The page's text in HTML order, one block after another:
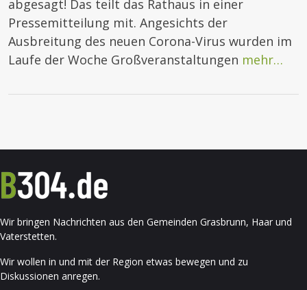
abgesagt! Das teilt das Rathaus in einer
Pressemitteilung mit. Angesichts der
Ausbreitung des neuen Corona-Virus wurden im
Laufe der Woche Großveranstaltungen mehr…
Wir bringen Nachrichten aus den Gemeinden Grasbrunn, Haar und
Vaterstetten.
Wir wollen in und mit der Region etwas bewegen und zu
Diskussionen anregen.